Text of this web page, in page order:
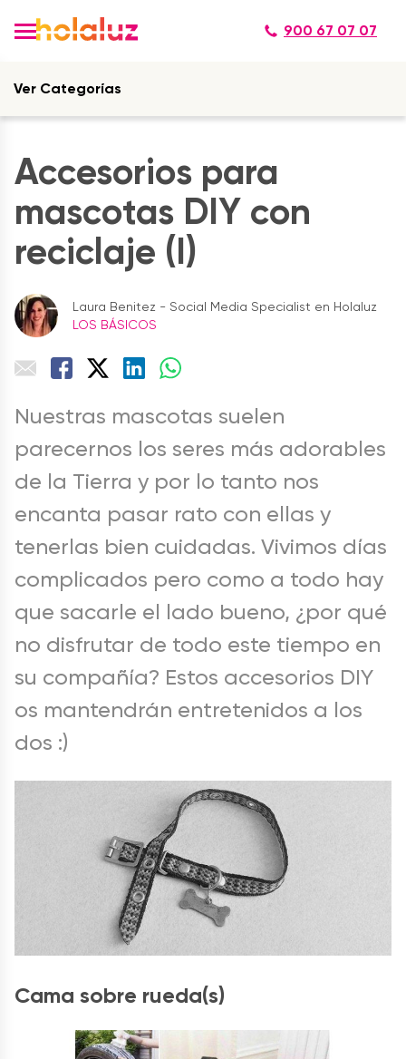
900 67 07 07
Ver Categorías
Accesorios para
mascotas DIY con
reciclaje (I)
Laura Benitez - Social Media Specialist en Holaluz
LOS BÁSICOS
Nuestras mascotas suelen
parecernos los seres más adorables
de la Tierra y por lo tanto nos
encanta pasar rato con ellas y
tenerlas bien cuidadas. Vivimos días
complicados pero como a todo hay
que sacarle el lado bueno, ¿por qué
no disfrutar de todo este tiempo en
su compañía? Estos accesorios DIY
os mantendrán entretenidos a los
dos :)
Cama sobre rueda(s)